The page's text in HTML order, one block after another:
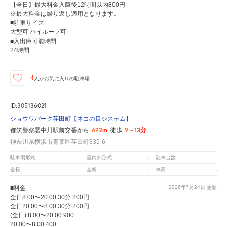
【全日】最大料金入庫後12時間以内800円
※最大料金は繰り返し適用となります。
■駐車サイズ
大型可 ハイルーフ可
■入出庫可能時間
24時間
4 人がお気に入りの駐車場
ID:305136021
ショウワパーク荏田町【ネコの目システム】
都筑警察署中川駅前交番から 692m 徒歩 9～13分
神奈川県横浜市青葉区荏田町335-6
駐車場形式 - 屋内外形式 - 駐車台数 -
全長 - 全幅 - 車高 -
2026年7月24日 更新
■料金
全日8:00〜20:00 30分 200円
全日20:00〜8:00 30分 200円
(全日) 8:00〜20:00 900
20:00〜8:00 400